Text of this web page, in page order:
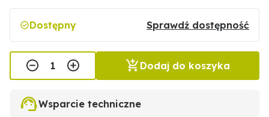
Dostępny Sprawdź dostępność
Dodaj do koszyka
Wsparcie techniczne